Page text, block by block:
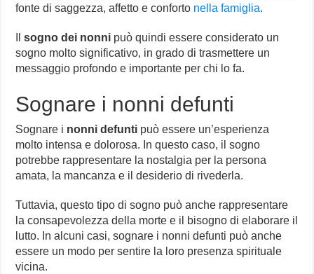
fonte di saggezza, affetto e conforto nella famiglia.
Ilsogno dei nonni può quindi essere considerato un
sogno molto significativo, in grado di trasmettere un
messaggio profondo e importante per chi lo fa.
Sognare i nonni defunti
Sognare i nonni defunti può essere un’esperienza
molto intensa e dolorosa. In questo caso, il sogno
potrebbe rappresentare la nostalgia per la persona
amata, la mancanza e il desiderio di rivederla.
Tuttavia, questo tipo di sogno può anche rappresentare
la consapevolezza della morte e il bisogno di elaborare il
lutto. In alcuni casi, sognare i nonni defunti può anche
essere un modo per sentire la loro presenza spirituale
vicina.